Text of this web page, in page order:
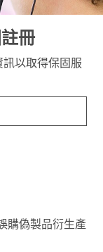
冊
以取得保固服
購偽製品衍生產